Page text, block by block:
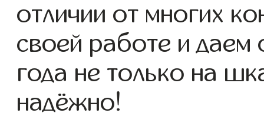
отличии от многих
своей работе и
года не только на
надёжно!